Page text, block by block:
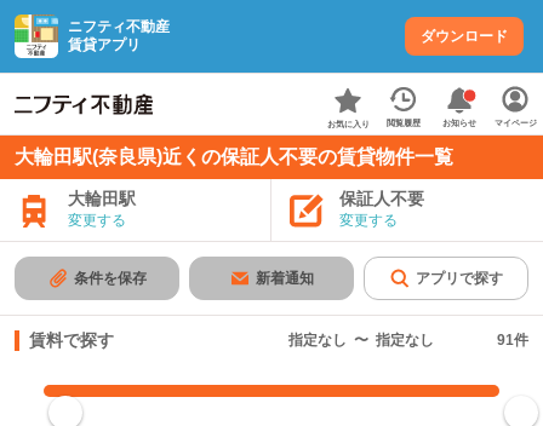
ニフティ不動産
賃貸アプリ
ダウンロード
お気に入り 閲覧履歴 お知らせ マイページ
大輪田駅(奈良県)近くの保証人不要の賃貸物件一覧
大輪田駅
変更する
保証人不要
変更する
条件を保存 新着通知 アプリで探す
賃料で探す 指定なし 〜 指定なし 91件